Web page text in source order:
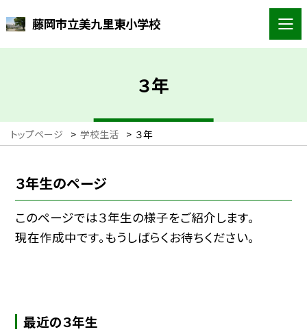
藤岡市立美九里東小学校
３年
トップページ > 学校生活 > ３年
３年生のページ
このページでは３年生の様子をご紹介します。
現在作成中です。もうしばらくお待ちください。
最近の３年生